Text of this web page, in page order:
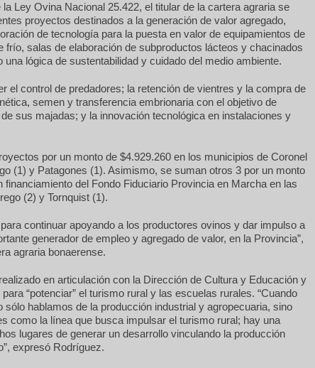
Ley Ovina Nacional 25.422, el titular de la cartera agraria se
proyectos destinados a la generación de valor agregado,
de tecnología para la puesta en valor de equipamientos de
frío, salas de elaboración de subproductos lácteos y chacinados
una lógica de sustentabilidad y cuidado del medio ambiente.
el control de predadores; la retención de vientres y la compra de
semen y transferencia embrionaria con el objetivo de
sus majadas; y la innovación tecnológica en instalaciones y
por un monto de $4.929.260 en los municipios de Coronel
(1) y Patagones (1). Asimismo, se suman otros 3 por un monto
financiamiento del Fondo Fiduciario Provincia en Marcha en las
(2) y Tornquist (1).
continuar apoyando a los productores ovinos y dar impulso a
generador de empleo y agregado de valor, en la Provincia”,
agraria bonaerense.
en articulación con la Dirección de Cultura y Educación y
“potenciar” el turismo rural y las escuelas rurales. “Cuando
sólo hablamos de la producción industrial y agropecuaria, sino
como la línea que busca impulsar el turismo rural; hay una
lugares de generar un desarrollo vinculando la producción
expresó Rodríguez.